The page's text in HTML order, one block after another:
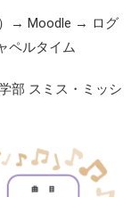
）→ Moodle → ログ
ルタイム
部 スミス・ミッシ